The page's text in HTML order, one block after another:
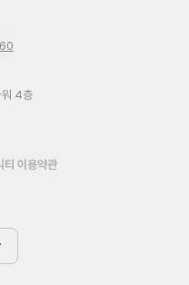
워 4층
티 이용약관